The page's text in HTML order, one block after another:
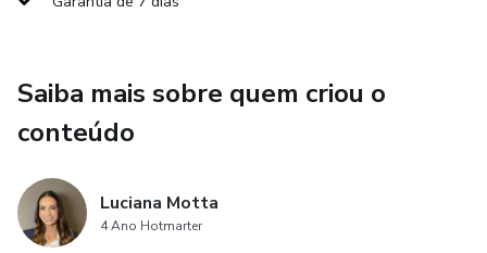
dos produtos, evitar erros comuns que reduzem as vendas
e aplicar uma rotina simples de gestão para manter os
Este é um curso com aulas rápidas, objetivas e focadas na
prática, pensado para que você consiga assistir e aplicar no
Saiba mais sobre quem criou o
conteúdo
Luciana Motta
4 Ano Hotmarter